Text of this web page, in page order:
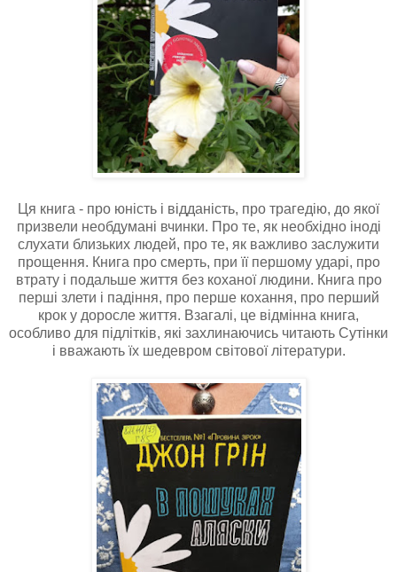
Ця книга - про юність і відданість, про трагедію, до якої
призвели необдумані вчинки. Про те, як необхідно іноді
слухати близьких людей, про те, як важливо заслужити
прощення. Книга про смерть, при її першому ударі, про
втрату і подальше життя без коханої людини. Книга про
перші злети і падіння, про перше кохання, про перший
крок у доросле життя. Взагалі, це відмінна книга,
особливо для підлітків, які захлинаючись читають Сутінки
і вважають їх шедевром світової літератури.